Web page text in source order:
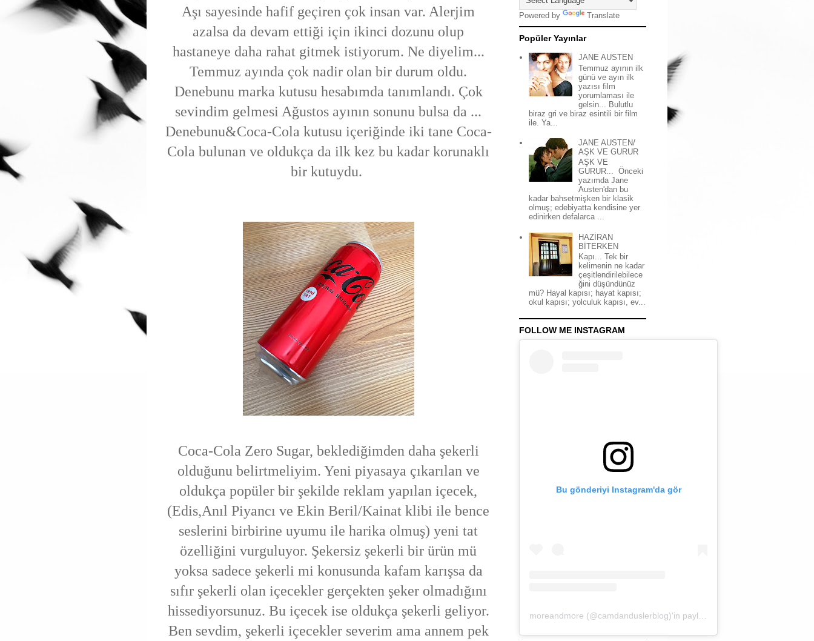
Aşı sayesinde hafif geçiren çok insan var. Alerjim
azalsa da devam ettiği için ikinci dozunu olup
hastaneye daha rahat gitmek istiyorum. Ne diyelim...
Temmuz ayında çok nadir olan bir durum oldu.
Denebunu marka kutusu hesabımda tanımlandı. Çok
sevindim gelmesi Ağustos ayının sonunu bulsa da ...
Denebunu&Coca-Cola kutusu içeriğinde iki tane Coca-
Cola bulunan ve oldukça da ilk kez bu kadar korunaklı
bir kutuydu.
Coca-Cola Zero Sugar, beklediğimden daha şekerli
olduğunu belirtmeliyim. Yeni piyasaya çıkarılan ve
oldukça popüler bir şekilde reklam yapılan içecek,
(Edis,Anıl Piyancı ve Ekin Beril/Kainat klibi ile bence
seslerini birbirine uyumu ile harika olmuş) yeni tat
özelliğini vurguluyor. Şekersiz şekerli bir ürün mü
yoksa sadece şekerli mi konusunda kafam karışsa da
sıfır şekerli olan içecekler gerçekten şeker olmadığını
hissediyorsunuz. Bu içecek ise oldukça şekerli geliyor.
Ben sevdim, şekerli içecekler severim ama annem pek
Powered by Translate
Popüler Yayınlar
JANE AUSTEN
Temmuz ayının ilk
günü ve ayın ilk
yazısı film
yorumlaması ile
gelsin... Bulutlu
biraz gri ve biraz esintili bir film
ile. Ya...
JANE AUSTEN/
AŞK VE GURUR
AŞK VE
GURUR... Önceki
yazımda Jane
Austen'dan bu
kadar bahsetmişken bir klasik
olmuş; edebiyatta kendisine yer
edinirken defalarca ...
HAZİRAN
BİTERKEN
Kapı... Tek bir
kelimenin ne kadar
çeşitlendirilebilece
ğini düşündünüz
mü? Hayal kapısı; hayat kapısı;
okul kapısı; yolculuk kapısı, ev...
FOLLOW ME INSTAGRAM
Bu gönderiyi Instagram'da gör